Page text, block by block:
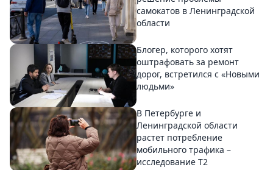
самокатов в Ленинградской
области
Блогер, которого хотят
оштрафовать за ремонт
дорог, встретился с «Новыми
людьми»
В Петербурге и
Ленинградской области
растет потребление
мобильного трафика –
исследование T2